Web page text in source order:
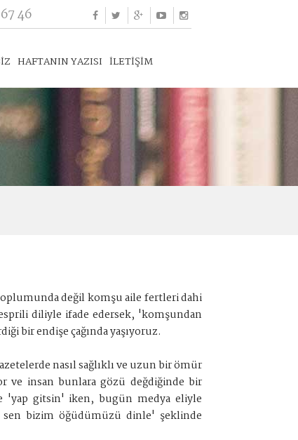
46
HAFTANIN YAZISI İLETİŞİM
değil komşu aile fertleri dahi
diliyle ifade edersek, 'komşundan
bir endişe çağında yaşıyoruz.
nasıl sağlıklı ve uzun bir ömür
ve insan bunlara gözü değdiğinde bir
'yap gitsin' iken, bugün medya eliyle
sen bizim öğüdümüzü dinle' şeklinde